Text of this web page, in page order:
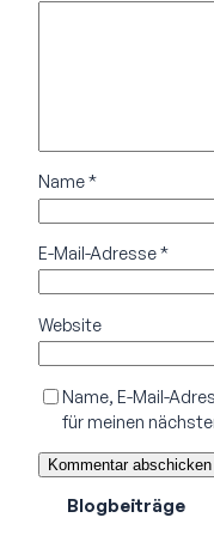
Name*
E-Mail-Adresse*
Website
Name, E-Mail-
für meinen
Blogbeiträge